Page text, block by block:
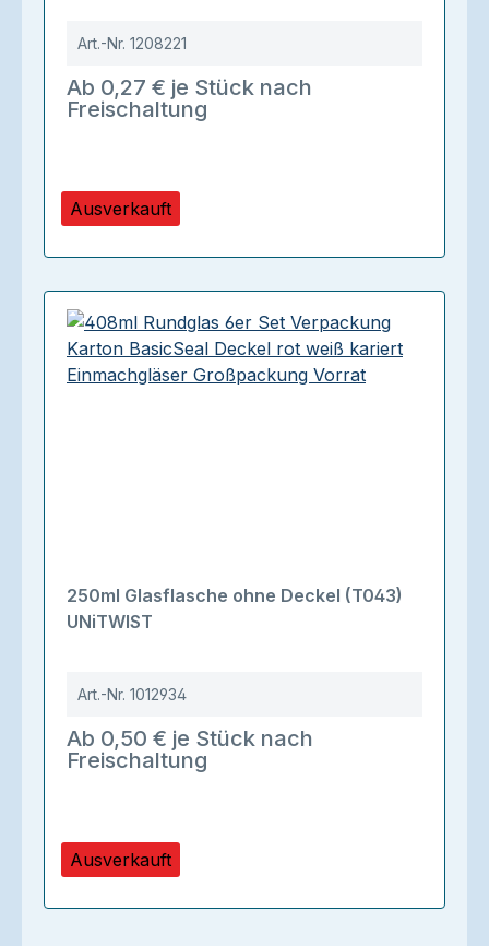
Ausverkauft
Art.-Nr. 1208221
Ab 0,27 € je Stück nach
Freischaltung
Ausverkauft
250ml Glasflasche ohne Deckel (T043)
UNiTWIST
Art.-Nr. 1012934
Ab 0,50 € je Stück nach
Freischaltung